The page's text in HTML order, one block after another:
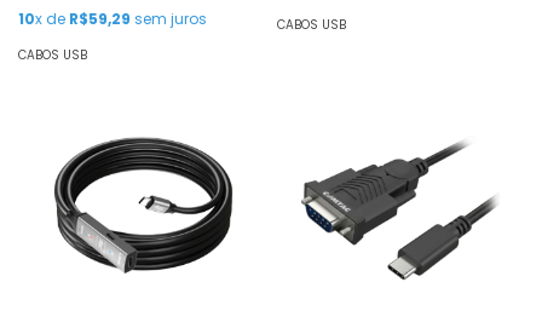
10x de R$59,29 sem juros
CABOS USB
CABOS USB